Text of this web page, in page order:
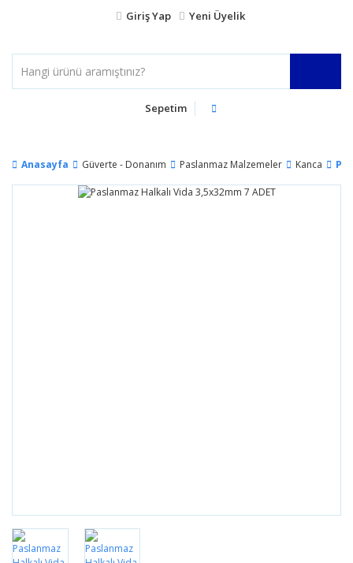
Giriş Yap Yeni Üyelik
Sepetim
Anasayfa Güverte - Donanım Paslanmaz Malzemeler Kanca